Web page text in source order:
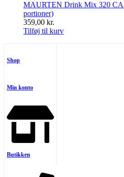
MAURTEN Drink Mix 320
portioner)
359,00 kr.
Tilføj til kurv
Shop
Min konto
Butikken